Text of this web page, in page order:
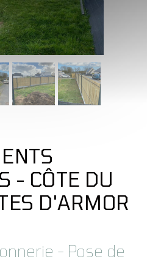
- CÔTE DU
D'ARMOR
- Pose de